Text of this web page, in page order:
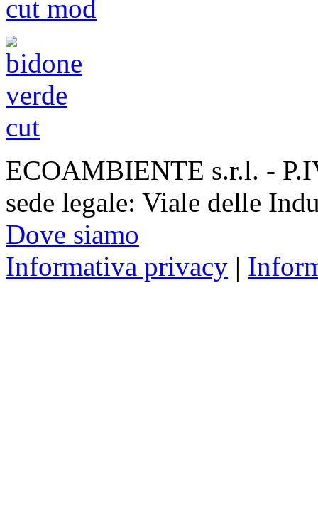
ECOAMBIENTE s.r.l. -
sede legale: Viale delle
Dove siamo
Informativa privacy |